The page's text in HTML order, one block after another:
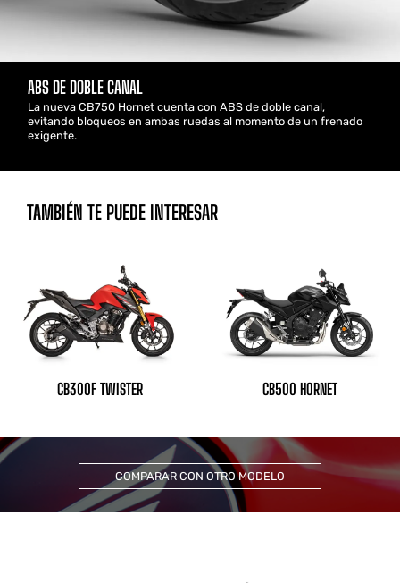
ABS DE DOBLE CANAL
La nueva CB750 Hornet cuenta con ABS de doble canal,
evitando bloqueos en ambas ruedas al momento de un frenado
exigente.
TAMBIÉN TE PUEDE INTERESAR
CB300F TWISTER CB500 HORNET
COMPARAR CON OTRO MODELO